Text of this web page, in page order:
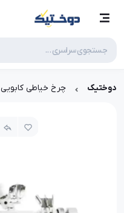
دوختیک چرخ خیاطی کابویی